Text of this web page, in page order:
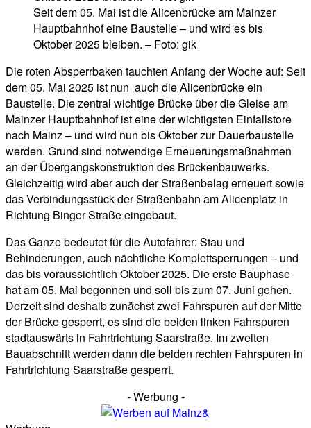
Seit dem 05. Mai ist die Alicenbrücke am Mainzer
Hauptbahnhof eine Baustelle – und wird es bis
Oktober 2025 bleiben. – Foto: gik
Die roten Absperrbaken tauchten Anfang der Woche auf: Seit
dem 05. Mai 2025 ist nun auch die Alicenbrücke ein
Baustelle. Die zentral wichtige Brücke über die Gleise am
Mainzer Hauptbahnhof ist eine der wichtigsten Einfallstore
nach Mainz – und wird nun bis Oktober zur Dauerbaustelle
werden. Grund sind notwendige Erneuerungsmaßnahmen
an der Übergangskonstruktion des Brückenbauwerks.
Gleichzeitig wird aber auch der Straßenbelag erneuert sowie
das Verbindungsstück der Straßenbahn am Alicenplatz in
Richtung Binger Straße eingebaut.
Das Ganze bedeutet für die Autofahrer: Stau und
Behinderungen, auch nächtliche Komplettsperrungen – und
das bis voraussichtlich Oktober 2025. Die erste Bauphase
hat am 05. Mai begonnen und soll bis zum 07. Juni gehen.
Derzeit sind deshalb zunächst zwei Fahrspuren auf der Mitte
der Brücke gesperrt, es sind die beiden linken Fahrspuren
stadtauswärts in Fahrtrichtung Saarstraße. Im zweiten
Bauabschnitt werden dann die beiden rechten Fahrspuren in
Fahrtrichtung Saarstraße gesperrt.
- Werbung -